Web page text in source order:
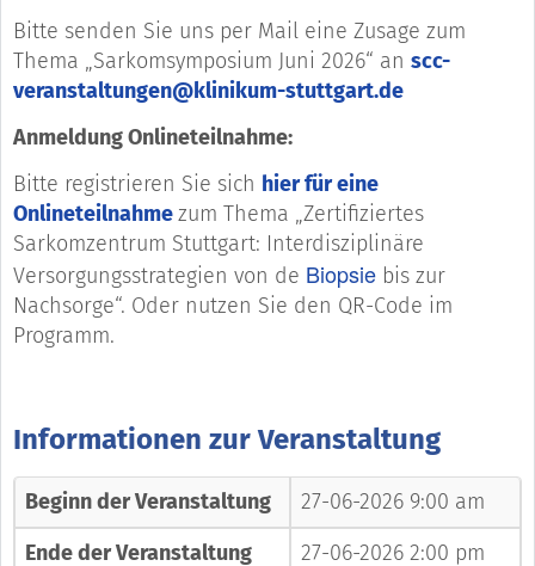
Bitte senden Sie uns per Mail eine Zusage zum
Thema „Sarkomsymposium Juni 2026“ an scc-
veranstaltungen@klinikum-stuttgart.de
Anmeldung Onlineteilnahme:
Bitte registrieren Sie sich hier für eine
Onlineteilnahmezum Thema „Zertifiziertes
Sarkomzentrum Stuttgart: Interdisziplinäre
Versorgungsstrategien von de Biopsie bis zur
Nachsorge“. Oder nutzen Sie den QR-Code im
Programm.
Informationen zur Veranstaltung
Beginn der Veranstaltung
27-06-2026 9:00 am
Ende der Veranstaltung
27-06-2026 2:00 pm